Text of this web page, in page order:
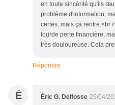
en toute sincérité qu'ils
problème d'information,
certes, mais ça rentre.<br
lourde perte financière,
très douloureuse. Cela
Répondre
É Éric G. Delfosse 25/04/